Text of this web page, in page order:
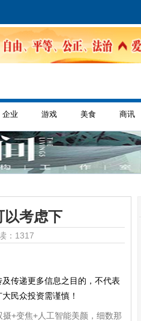
企业 游戏 美食 商讯
以考虑下
：1317
传递更多信息之目的，不代表
民众投资需谨慎！
摄+变焦+人工智能美颜，细数那